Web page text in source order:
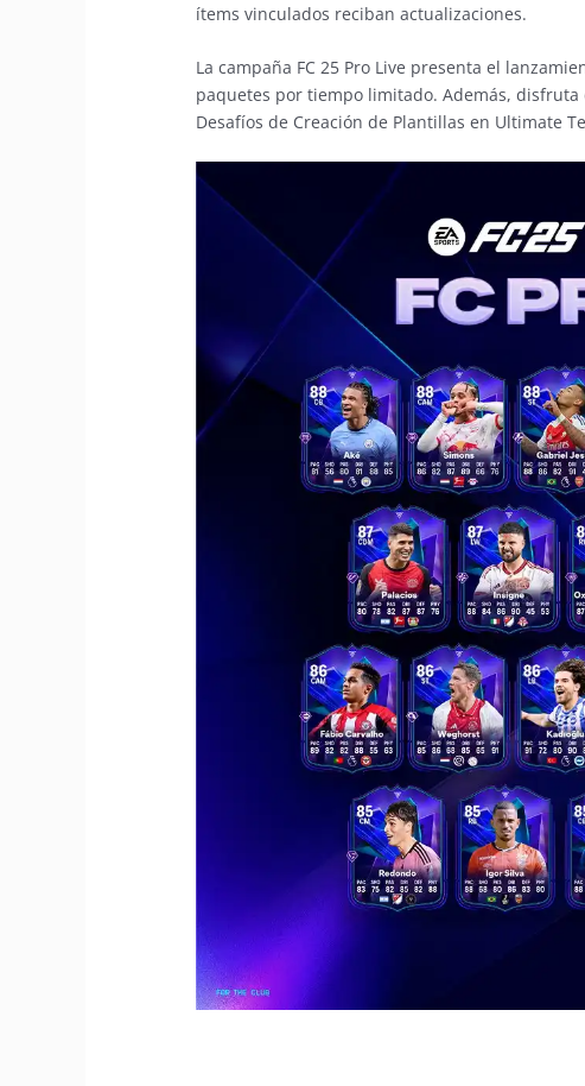
ítems vinculados reciban actualizaciones.
La campaña FC 25 Pro Live presenta el
paquetes por tiempo limitado. Además,
Desafíos de Creación de Plantillas en Ultimate